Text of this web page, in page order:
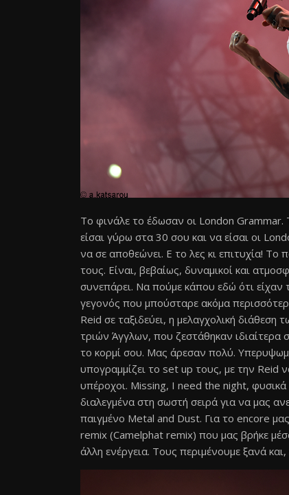
Το φινάλε το έδωσαν οι London Grammar.
είσαι γύρω στα 30 σου και να είσαι οι
να σε αποθεώνει. Ε το λες κι επιτυχία!
τους. Είναι, βεβαίως, δυναμικοί και
συνεπάρει. Να πούμε κάπου εδώ ότι
γεγονός που μπούσταρε ακόμα
Reid σε ταξιδεύει, η μελαγχολική
τριών Άγγλων, που ζεστάθηκαν ιδιαίτερα
το κορμί σου. Μας άρεσαν πολύ.
υπογραμμίζει το set up τους, με την Reid
υπέροχοι. Missing, I need the night,
διαλεγμένα στη σωστή σειρά για να μας
παιγμένο Metal and Dust. Για το encore
remix (Camelphat remix) που μας βρήκε
άλλη ενέργεια. Τους περιμένουμε ξανά